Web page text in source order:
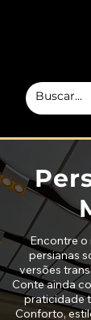
Encontre o
persianas
versões
Conte ainda
praticidade
Conforto,